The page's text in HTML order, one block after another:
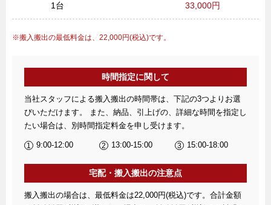
1台 33,000円
搬入搬出の最低料金は、22,000円(税込)です。
時間指定に関して
当社スタッフによる搬入搬出の時間帯は、下記の3つよりお選
びいただけます。 また、納品、引上げの、詳細な時間を指定し
たい場合は、別時間指定料金を申し受けます。
9:00-12:00 13:00-15:00 15:00-18:00
宅配・搬入搬出の注意点
搬入搬出の場合は、最低料金は22,000円(税込)です。合計金額